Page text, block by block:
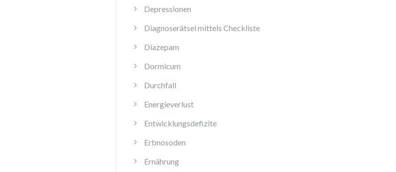
Depressionen
Diagnoserätsel mittels Checkliste
Diazepam
Dormicum
Durchfall
Energieverlust
Entwicklungsdefizite
Erbnosoden
Ernährung